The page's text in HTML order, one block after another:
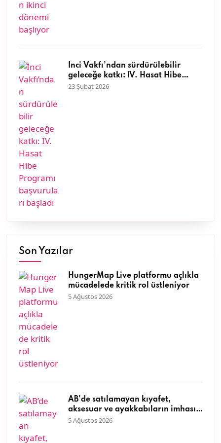
İnci Vakfı’ndan sürdürülebilir
geleceğe katkı: IV. Hasat Hibe
Programı başvuruları başladı
23 Şubat 2026
Son Yazılar
HungerMap Live platformu açlıkla
mücadelede kritik rol üstleniyor
5 Ağustos 2026
AB’de satılamayan kıyafet,
aksesuar ve ayakkabıların imhası
yasaklandı
5 Ağustos 2026